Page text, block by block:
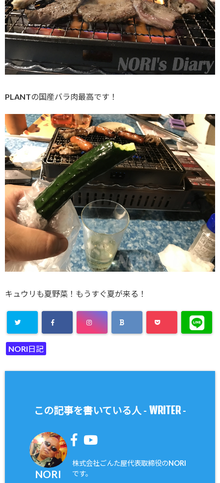
PLANTの国産バラ肉最高です！
キュウリも夏野菜！もうすぐ夏が来る！
NORI日記
この記事を書いている人 - WRITER-
NORI
株式会社ごんた屋代表取締役のNORI
です。